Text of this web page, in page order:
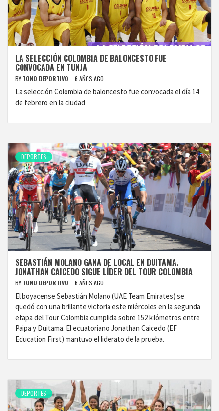
LA SELECCIÓN COLOMBIA DE BALONCESTO FUE
CONVOCADA EN TUNJA
BY TONO DEPORTIVO 6 AÑOS AGO
La selección Colombia de baloncesto fue convocada el día 14
de febrero en la ciudad
DEPORTES
SEBASTIÁN MOLANO GANA DE LOCAL EN DUITAMA.
JONATHAN CAICEDO SIGUE LÍDER DEL TOUR COLOMBIA
BY TONO DEPORTIVO 6 AÑOS AGO
El boyacense Sebastián Molano (UAE Team Emirates) se
quedó con una brillante victoria este miércoles en la segunda
etapa del Tour Colombia cumplida sobre 152 kilómetros entre
Paipa y Duitama. El ecuatoriano Jonathan Caicedo (EF
Education First) mantuvo el liderato de la prueba.
DEPORTES